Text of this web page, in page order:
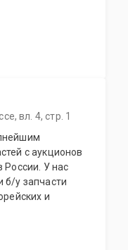
вл. 4, стр. 1
с аукционов
России. У нас
б/у запчасти
и